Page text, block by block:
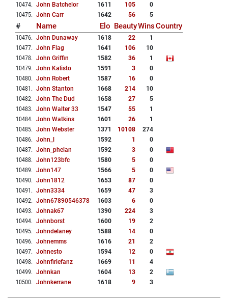
10474. John Batchelor 1611 105
0
10475. John Carr 1642 56 5
# Name Elo BeautyWinsCountry
10476. John Dunaway 1618 22
1
10477. John Flag 1641 106
10
10478. John Griffin 1582 36
1
10479. John Kalisto 1591 3
0
10480. John Robert 1587 16
0
10481 . John Stanton 1668 214
10
10482. John The Dud 1658 27
5
10483. John Walter 33 1547 55
1
10484. John Watkins 1601 26
1
10485. John Webster 1371 10108
274
10486. John_l 1592 1
0
10487. John_phelan 1592 3
0
10488. John123bfc 1580 5
0
10489. John147 1566 5
0
10490. John1812 1653 87
0
10491 . John3334 1659 47
3
10492. John67890546378 1603 6
0
10493. Johnak67 1390 224
3
10494. Johnborst 1600 19
2
10495. Johndelaney 1588 14
0
10496. Johnemms 1616 21
2
10497. Johnesto 1594 12
0
10498. Johnfirlefanz 1669 11
4
10499. Johnkan 1604 13
2
10500. Johnkerrane 1618 9 3